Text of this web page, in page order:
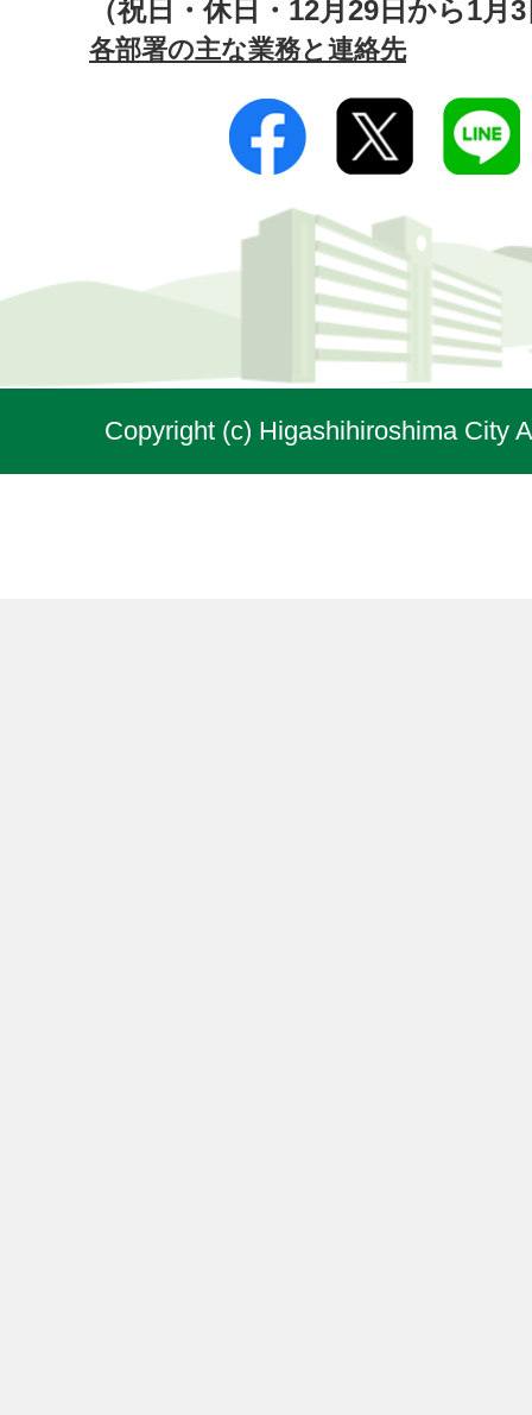
（祝日・休日・12月29日から1月
各部署の主な業務と連絡先
Copyright (c) Higashihiroshima City